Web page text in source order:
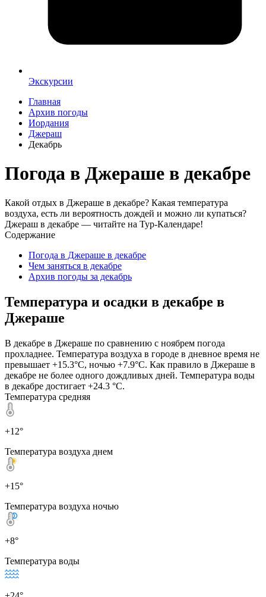
Экскурсии
Главная
Архив погоды
Иордания
Джераш
Декабрь
Погода в Джераше в декабре
Какой отдых в Джераше в декабре? Какая температура
воздуха, есть ли вероятность дождей и можно ли купаться?
Джераш в декабре — читайте на Тур-Календаре!
Содержание
Погода в Джераше в декабре
Чем заняться в декабре
Архив погоды за декабрь
Температура и осадки в декабре в
Джераше
В декабре в Джераше по сравнению с ноябрем погода
прохладнее. Температура воздуха в городе в дневное время не
превышает +15.3°C, ночью +7.9°C. Как правило в Джераше в
декабре не более одного дождливых дней. Температура воды
в декабре достигает +24.3 °C.
Температура средняя
+12°
Температура воздуха днем
+15°
Температура воздуха ночью
+8°
Температура воды